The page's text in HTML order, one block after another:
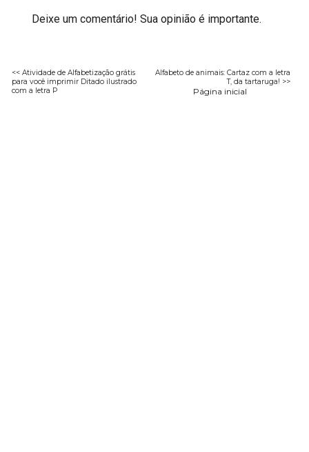
Deixe um comentário! Sua opinião é importante.
<< Atividade de Alfabetização grátis
para você imprimir Ditado ilustrado
com a letra P
Alfabeto de animais: Cartaz com a letra
T, da tartaruga! >>
Página inicial